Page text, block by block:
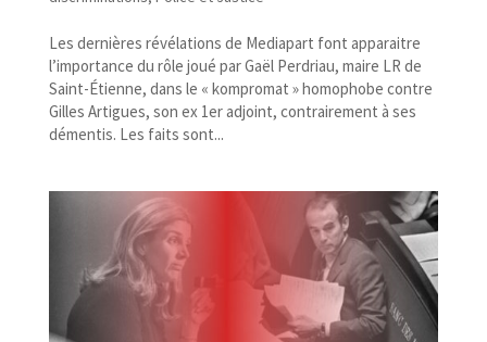
Les dernières révélations de Mediapart font apparaitre
l’importance du rôle joué par Gaël Perdriau, maire LR de
Saint-​Étienne, dans le « kompromat » homophobe contre
Gilles Artigues, son ex 1er adjoint, contrairement à ses
démentis. Les faits sont...